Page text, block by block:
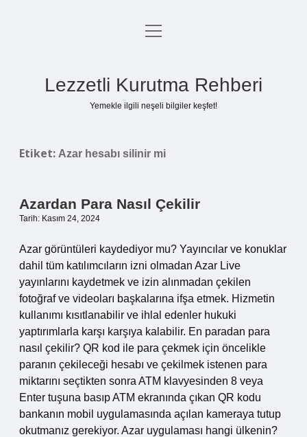
Anasayfa
menüyü
Lezzetli Kurutma Rehberi
Yemekle ilgili neşeli bilgiler keşfet!
Etiket: Azar hesabı silinir mi
Azardan Para Nasıl Çekilir
Tarih: Kasım 24, 2024
Azar görüntüleri kaydediyor mu? Yayıncılar ve konuklar
dahil tüm katılımcıların izni olmadan Azar Live
yayınlarını kaydetmek ve izin alınmadan çekilen
fotoğraf ve videoları başkalarına ifşa etmek. Hizmetin
kullanımı kısıtlanabilir ve ihlal edenler hukuki
yaptırımlarla karşı karşıya kalabilir. En paradan para
nasıl çekilir? QR kod ile para çekmek için öncelikle
paranın çekileceği hesabı ve çekilmek istenen para
miktarını seçtikten sonra ATM klavyesinden 8 veya
Enter tuşuna basıp ATM ekranında çıkan QR kodu
bankanın mobil uygulamasında açılan kameraya tutup
okutmanız gerekiyor. Azar uygulaması hangi ülkenin?